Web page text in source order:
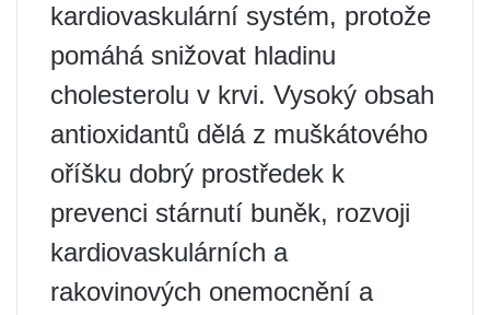
kardiovaskulární systém, protože
pomáhá snižovat hladinu
cholesterolu v krvi. Vysoký obsah
antioxidantů dělá z muškátového
oříšku dobrý prostředek k
prevenci stárnutí buněk, rozvoji
kardiovaskulárních a
rakovinových onemocnění a